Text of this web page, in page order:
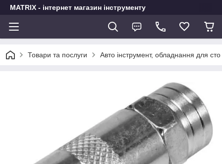
MATRIX - інтернет магазин інструменту
Товари та послуги Авто інструмент, обладнання для сто